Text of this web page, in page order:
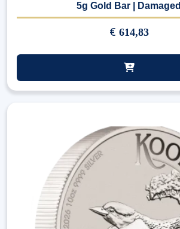
5g Gold Bar | Damaged
€ 614,83